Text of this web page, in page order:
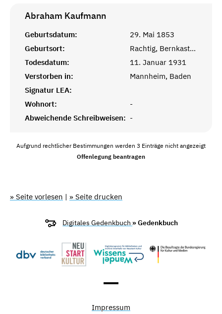
Abraham Kaufmann
Geburtsdatum:
29. Mai 1853
Geburtsort:
Rachtig, Bernkastel, Rheinprovinz
Todesdatum:
11. Januar 1931
Verstorben in:
Mannheim, Baden
Signatur LEA:
Wohnort:
-
Abweichende Schreibweisen: -
Aufgrund rechtlicher Bestimmungen werden 3 Einträge nicht angezeigt
Offenlegung beantragen
» Seite vorlesen | » Seite drucken
Digitales Gedenkbuch » Gedenkbuch
Impressum